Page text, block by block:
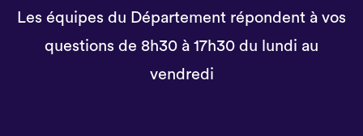
Les équipes du Département répondent à vos
questions de 8h30 à 17h30 du lundi au
vendredi